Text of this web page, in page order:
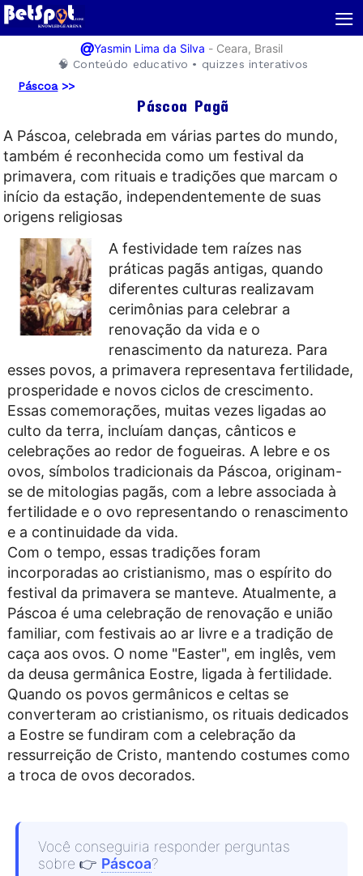
≡
@Yasmin Lima da Silva - Ceara, Brasil
🧠 Conteúdo educativo • quizzes interativos
Páscoa>>
Páscoa Pagã
A Páscoa, celebrada em várias partes do mundo,
também é reconhecida como um festival da
primavera, com rituais e tradições que marcam o
início da estação, independentemente de suas
origens religiosas
A festividade tem raízes nas
práticas pagãs antigas, quando
diferentes culturas realizavam
cerimônias para celebrar a
renovação da vida e o
renascimento da natureza. Para
esses povos, a primavera representava fertilidade,
prosperidade e novos ciclos de crescimento.
Essas comemorações, muitas vezes ligadas ao
culto da terra, incluíam danças, cânticos e
celebrações ao redor de fogueiras. A lebre e os
ovos, símbolos tradicionais da Páscoa, originam-
se de mitologias pagãs, com a lebre associada à
fertilidade e o ovo representando o renascimento
e a continuidade da vida.
Com o tempo, essas tradições foram
incorporadas ao cristianismo, mas o espírito do
festival da primavera se manteve. Atualmente, a
Páscoa é uma celebração de renovação e união
familiar, com festivais ao ar livre e a tradição de
caça aos ovos. O nome "Easter", em inglês, vem
da deusa germânica Eostre, ligada à fertilidade.
Quando os povos germânicos e celtas se
converteram ao cristianismo, os rituais dedicados
a Eostre se fundiram com a celebração da
ressurreição de Cristo, mantendo costumes como
a troca de ovos decorados.
Você conseguiria responder perguntas
sobre 👉 Páscoa?